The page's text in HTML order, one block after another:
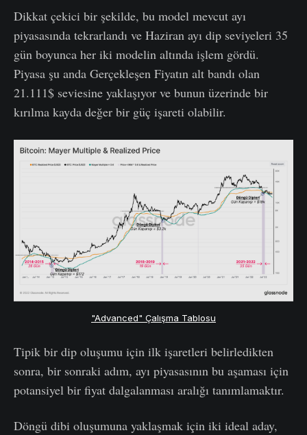
Dikkat çekici bir şekilde, bu model mevcut ayı
piyasasında tekrarlandı ve Haziran ayı dip seviyeleri 35
gün boyunca her iki modelin altında işlem gördü.
Piyasa şu anda Gerçekleşen Fiyatın alt bandı olan
21.111$ seviesine yaklaşıyor ve bunun üzerinde bir
kırılma kayda değer bir güç işareti olabilir.
"Advanced" Çalışma Tablosu
Tipik bir dip oluşumu için ilk işaretleri belirledikten
sonra, bir sonraki adım, ayı piyasasının bu aşaması için
potansiyel bir fiyat dalgalanması aralığı tanımlamaktır.
Döngü dibi oluşumuna yaklaşmak için iki ideal aday,